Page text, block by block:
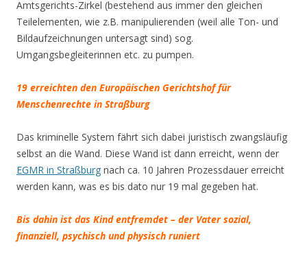
Amtsgerichts-Zirkel (bestehend aus immer den gleichen
Teilelementen, wie z.B. manipulierenden (weil alle Ton- und
Bildaufzeichnungen untersagt sind) sog.
Umgangsbegleiterinnen etc. zu pumpen.
19 erreichten den Europäischen Gerichtshof für
Menschenrechte in Straßburg
Das kriminelle System fährt sich dabei juristisch zwangsläufig
selbst an die Wand. Diese Wand ist dann erreicht, wenn der
EGMR in Straßburg nach ca. 10 Jahren Prozessdauer erreicht
werden kann, was es bis dato nur 19 mal gegeben hat.
Bis dahin ist das Kind entfremdet – der Vater sozial,
finanziell, psychisch und physisch runiert